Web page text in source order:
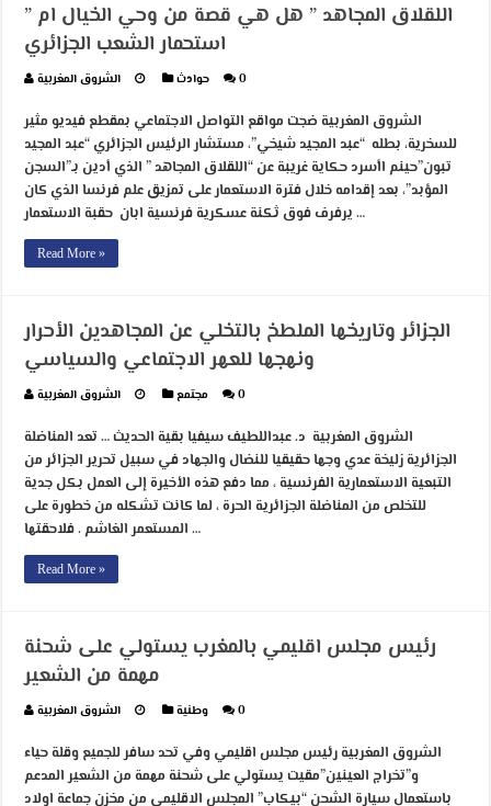
” اللقلاق المجاهد ” هل هي قصة من وحي الخيال ام
استحمار الشعب الجزائري
الشروق المغربية حوادث 0
الشروق المغربية ضجت مواقع التواصل الاجتماعي بمقطع فيديو مثير
للسخرية، بطله “عبد المجيد شيخي”، مستشار الرئيس الجزائري “عبد المجيد
تبون”حينم اأسرد حكاية غريبة عن “اللقلاق المجاهد ” الذي أدين بـ”السجن
المؤبد”، بعد إقدامه خلال فترة الاستعمار على تمزيق علم فرنسا الذي كان
يرفرف فوق ثكنة عسكرية فرنسية ابان حقبة الاستعمار …
Read More »
الجزائر وتاريخها الملطخ بالتخلي عن المجاهدين الأحرار
ونهجها للعهر الاجتماعي والسياسي
الشروق المغربية مجتمع 0
الشروق المغربية د. عبداللطيف سيفيا بقية الحديث … تعد المناضلة
الجزائرية زليخة عدي وجها حقيقيا للنضال والجهاد في سبيل تحرير الجزائر من
التبعية الاستعمارية الفرنسية ، مما دفع هذه الأخيرة إلى العمل بكل جدية
للتخلص من المناضلة الجزائرية الحرة ، لما كانت تشكله من خطورة على
المستعمر الغاشم . فلاحقتها …
Read More »
رئيس مجلس اقليمي بالمغرب يستولي على شحنة
مهمة من الشعير
الشروق المغربية وطنية 0
الشروق المغربية رئيس مجلس اقليمي وفي تحد سافر للجميع وقلة حياء
و”تخراج العينين”مقيت يستولي على شحنة مهمة من الشعير المدعم
باستعمال سيارة الشحن “بيكاب” المجلس الاقليمي من مخزن جماعة اولاد